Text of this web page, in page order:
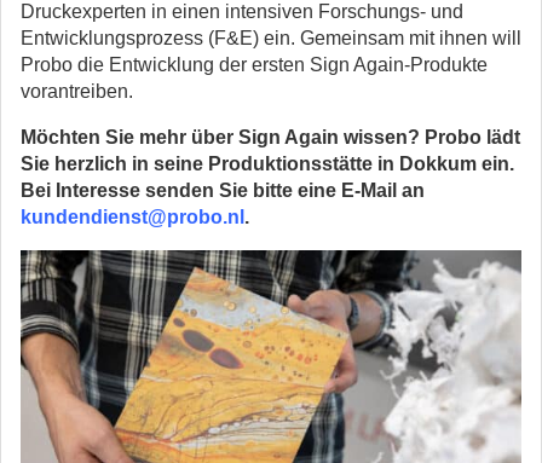
Druckexperten in einen intensiven Forschungs- und
Entwicklungsprozess (F&E) ein. Gemeinsam mit ihnen will
Probo die Entwicklung der ersten Sign Again-Produkte
vorantreiben.
Möchten Sie mehr über Sign Again wissen? Probo lädt
Sie herzlich in seine Produktionsstätte in Dokkum ein.
Bei Interesse senden Sie bitte eine E-Mail an
kundendienst@probo.nl .